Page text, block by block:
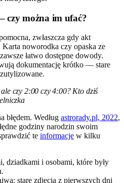
czy można im ufać?
zwłaszcza gdy akt
noworodka czy opaska ze
łatwo dostępne dowody.
dokumentację krótko — stare
ale czy 2:00 czy 4:00? Kto dziś
błędem. Według astrorady.pl, 2022,
godziny narodzin swoim
te informacje w kilku
dziadkami i osobami, które były
stare zdjęcia z pierwszych dni